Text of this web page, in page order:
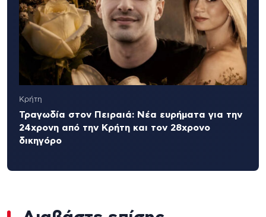
Κρήτη
Τραγωδία στον Πειραιά: Νέα ευρήματα για την
24χρονη από την Κρήτη και τον 28χρονο
δικηγόρο